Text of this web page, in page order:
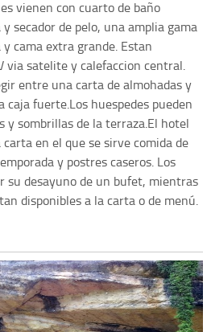
vienen con cuarto de baño
secador de pelo, una amplia gama
cama extra grande. Estan
via satelite y calefaccion central.
entre una carta de almohadas y
caja fuerte.Los huespedes pueden
y sombrillas de la terraza.El hotel
en el que se sirve comida de
y postres caseros. Los
su desayuno de un bufet, mientras
disponibles a la carta o de menú.